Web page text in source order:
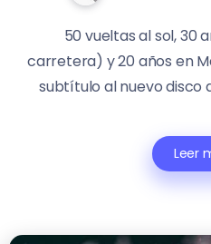
50 vueltas al sol, 30
carretera) y 20 años en
subtítulo al nuevo disco
Leer